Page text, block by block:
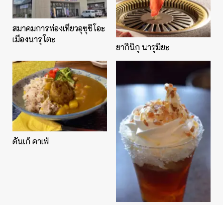
สมาคมการท่องเที่ยวอุซุชิโอะ
เมืองนารุโตะ
ยากินิกุ นารุมิยะ
ดันเก้ คาเฟ่